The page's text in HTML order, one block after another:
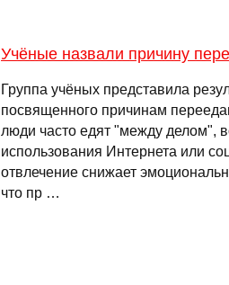
Учёные назвали причину
Группа учёных представила
посвященного причинам
люди часто едят "между делом",
использования Интернета или
отвлечение снижает
что пр …